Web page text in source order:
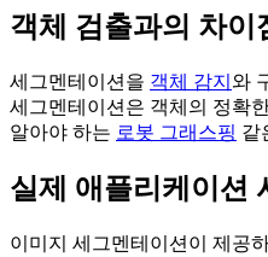
객체 검출과의 차이
세그멘테이션을 객체 감지 와
세그멘테이션은 객체의 정확
알아야 하는 로봇 그래스핑 같
실제 애플리케이션
이미지 세그멘테이션이 제공